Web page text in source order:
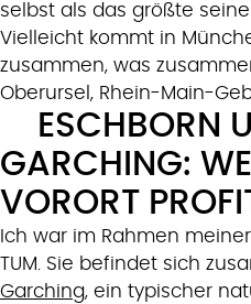
selbst als das größte
Vielleicht kommt in
zusammen, was
Oberursel, Rhein-Main-
ESCHBORN
GARCHING:
VORORT
Ich war im Rahmen
TUM. Sie befindet sich
Garching, ein typischer